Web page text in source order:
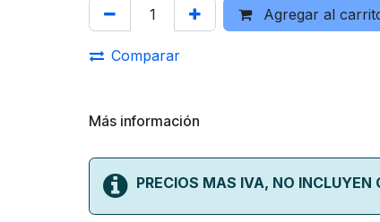
Agregar al
Comparar
Más información
PRECIOS MAS IVA, NO INCLUYEN